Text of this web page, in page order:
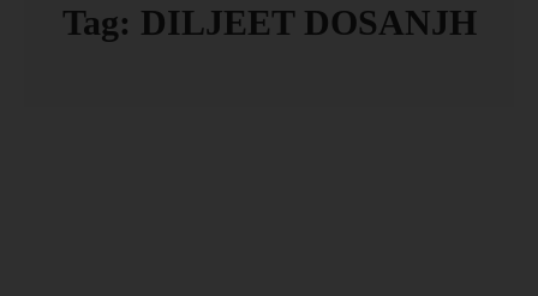
Tag: DILJEET DOSANJH